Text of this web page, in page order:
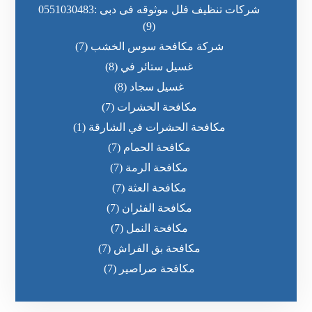
شركات تنظيف فلل موثوقه فى دبى :0551030483
(9)
شركة مكافحة سوس الخشب (7)
غسيل ستائر في (8)
غسيل سجاد (8)
مكافحة الحشرات (7)
مكافحة الحشرات في الشارقة (1)
مكافحة الحمام (7)
مكافحة الرمة (7)
مكافحة العثة (7)
مكافحة الفئران (7)
مكافحة النمل (7)
مكافحة بق الفراش (7)
مكافحة صراصير (7)